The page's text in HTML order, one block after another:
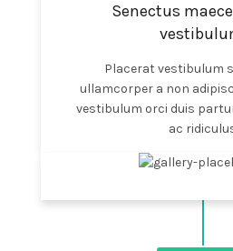
Senectus
Placerat vestibulum
ullamcorper a non
vestibulum orci duis
ac